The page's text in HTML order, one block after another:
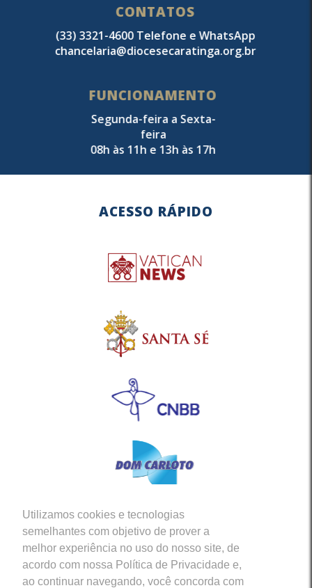
Utilizamos cookies e tecnologias
semelhantes com objetivo de prover a
melhor experiência no uso do nosso site, de
acordo com nossa Política de Privacidade e,
ao continuar navegando, você concorda com
CONTATOS
(33) 3321-4600 Telefone e WhatsApp
chancelaria@diocesecaratinga.org.br
FUNCIONAMENTO
Segunda-feira a Sexta-
feira
08h às 11h e 13h às 17h
ACESSO RÁPIDO
Siga-nos em nossas Redes Sociais